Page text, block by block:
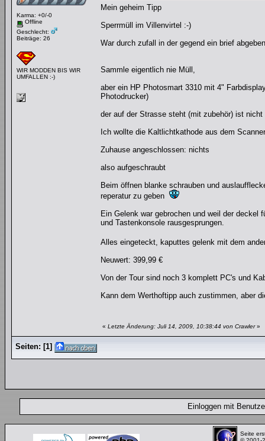
Karma: +0/-0
Offline
Geschlecht:
Beiträge: 26
WIR MODDEN BIS WIR
UMFALLEN :-)
Mein geheim Tipp
Sperrmüll im Villenvirtel :-)
War durch zufall in der gegend ein brief
Sammle eigentlich nie Müll,
aber ein HP Photosmart 3310 mit 4"
Photodrucker)
der auf der Strasse steht (mit zubehör) ist
Ich wollte die Kaltlichtkathode aus dem
Zuhause angeschlossen: nichts
also aufgeschraubt
Beim öffnen blanke schrauben und
reperatur zu geben
Ein Gelenk war gebrochen und weil der deckel
und Tastenkonsole rausgesprungen.
Alles eingeteckt, kaputtes gelenk mit dem
Neuwert: 399,99 €
Von der Tour sind noch 3 komplett PC's und
Kann dem Werthoftipp auch zustimmen, aber
« Letzte Änderung: Juli 14, 2009, 10:38:44 von Crawler»
Seiten: [1]
Einloggen mit
Seite